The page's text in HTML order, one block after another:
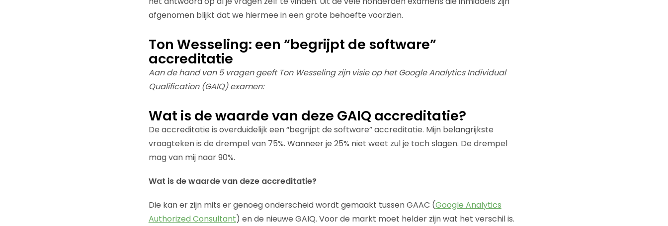
afgenomen blijkt dat we hiermee in een grote behoefte voorzien.
Ton Wesseling: een “begrijpt de software”
accreditatie
Aan de hand van 5 vragen geeft Ton Wesseling zijn visie op het Google Analytics Individual
Qualification (GAIQ) examen:
Wat is de waarde van deze GAIQ accreditatie?
De accreditatie is overduidelijk een “begrijpt de software” accreditatie. Mijn belangrijkste
vraagteken is de drempel van 75%. Wanneer je 25% niet weet zul je toch slagen. De drempel
mag van mij naar 90%.
Wat is de waarde van deze accreditatie?
Die kan er zijn mits er genoeg onderscheid wordt gemaakt tussen GAAC (Google Analytics
Authorized Consultant) en de nieuwe GAIQ. Voor de markt moet helder zijn wat het verschil is.